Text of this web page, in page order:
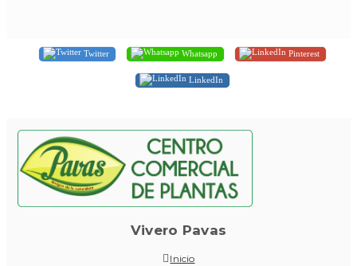
Twitter Whatsapp Pinterest
LinkedIn
Vivero Pavas
Inicio